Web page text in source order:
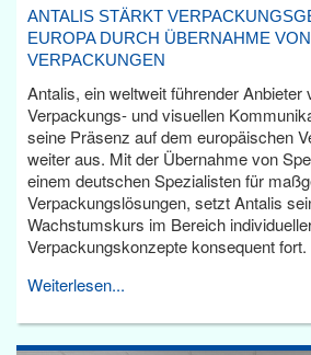
ANTALIS STÄRKT
EUROPA DURCH ÜBERNAHME
VERPACKUNGEN
Antalis, ein weltweit führender Anbieter
Verpackungs- und visuellen
seine Präsenz auf dem europäischen
weiter aus. Mit der Übernahme von
einem deutschen Spezialisten für
Verpackungslösungen, setzt Antalis
Wachstumskurs im Bereich
Verpackungskonzepte konsequent fort.
Weiterlesen...